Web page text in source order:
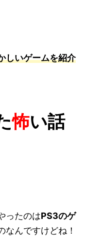
しいゲームを紹介
怖い話
ったのはPS3のゲ
なんですけどね！